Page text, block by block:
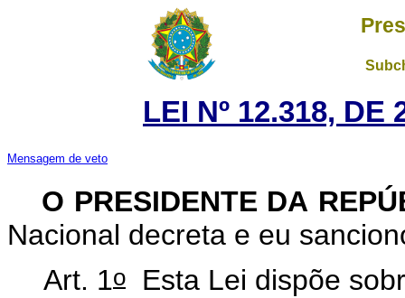
LEI Nº 12.318, DE
Mensagem de veto
O PRESIDENTE DA
Nacional decreta e eu
Art. 1o Esta Lei dispõe